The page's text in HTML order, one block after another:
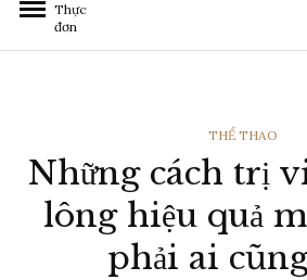
Thực
đơn
THỂ
LOẠI
THỂ THAO
Những cách trị
lông hiệu quả
phải ai